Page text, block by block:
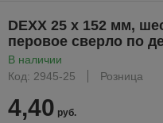
DEXX 25 x 152 мм,
перовое сверло по
В наличии
Код: 2945-25
Розница
4,40 руб.